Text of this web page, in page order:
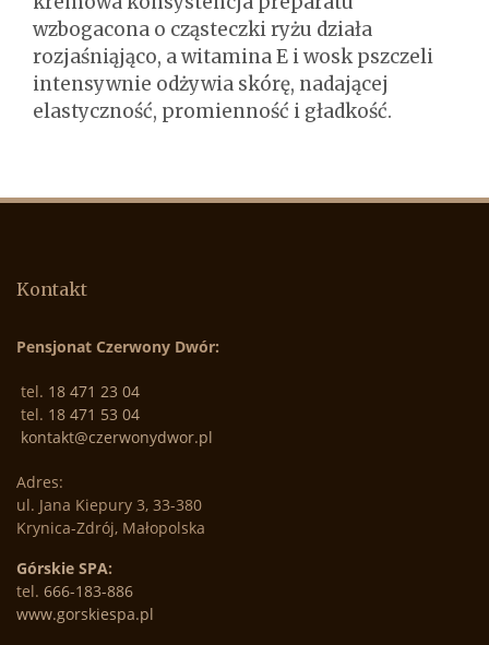
wzbogacona o cząsteczki ryżu działa
rozjaśniąjąco, a witamina E i wosk pszczeli
intensywnie odżywia skórę, nadającej
elastyczność, promienność i gładkość.
Kontakt
Pensjonat Czerwony Dwór:
tel. 18 471 23 04
tel. 18 471 53 04
kontakt@czerwonydwor.pl
Adres:
​ul. Jana Kiepury 3, 33-380
Krynica-Zdrój, Małopolska
Górskie SPA:
tel. 666-183-886
www.gorskiespa.pl